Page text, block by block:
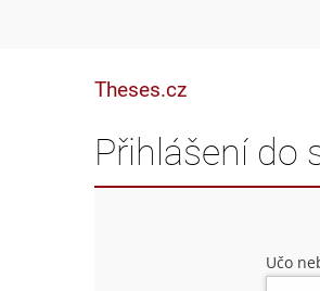
Theses.cz
Přihlášení do
Učo